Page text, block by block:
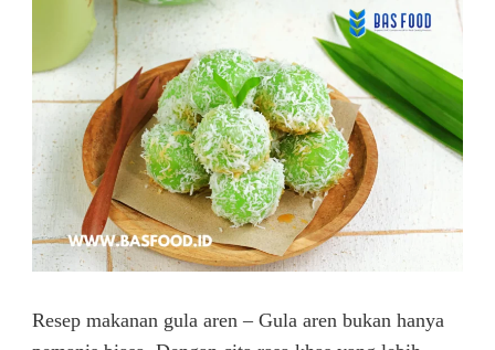
Resep makanan gula aren – Gula aren bukan hanya